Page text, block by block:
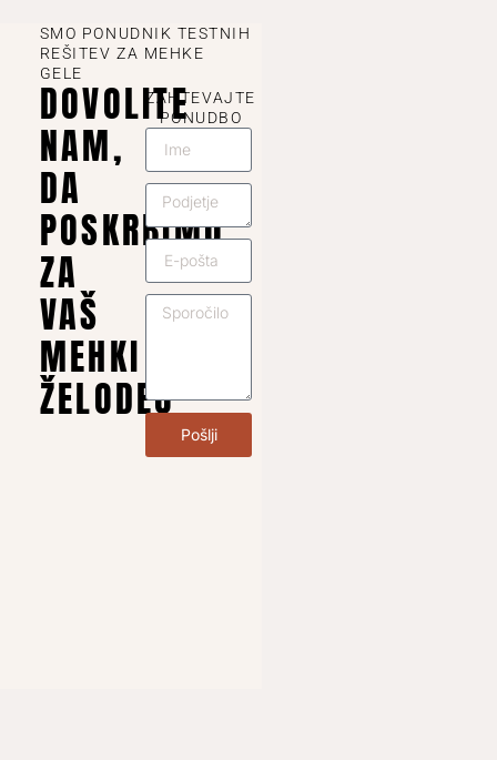
SMO PONUDNIK TESTNIH
REŠITEV ZA MEHKE
GELE
DOVOLITE
NAM,
DA
POSKRBIMO
ZA
VAŠ
MEHKI
ŽELODEC
ZAHTEVAJTE
PONUDBO
Pošlji